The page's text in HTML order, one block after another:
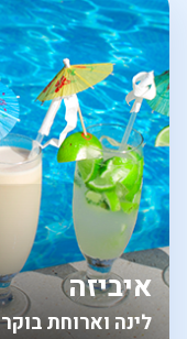
לינה וארוחת בוקר
איביזה